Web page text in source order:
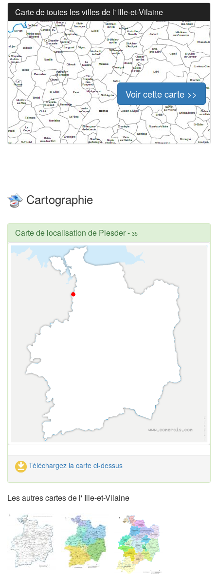
Carte de toutes les villes de l' Ille-et-Vilaine
Voir cette carte >>
Cartographie
Carte de localisation de Plesder- 35
Téléchargez la carte ci-dessus
Les autres cartes de l' Ille-et-Vilaine